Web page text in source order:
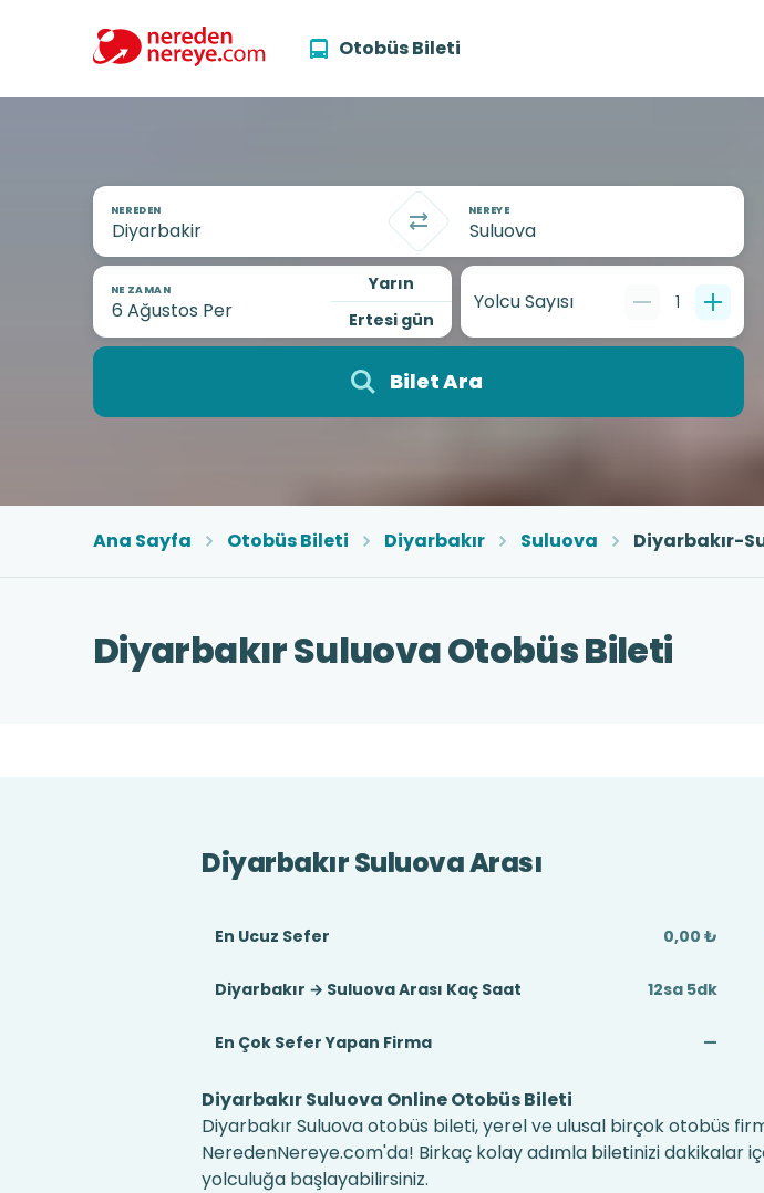
Otobüs Bileti
NEREDEN NEREYE
NE ZAMAN
Yarın
Ertesi gün
Yolcu Sayısı 1
Bilet Ara
Ana Sayfa Otobüs Bileti Diyarbakır Suluova Diyarbakır-
Diyarbakır Suluova Otobüs Bileti
Diyarbakır Suluova Arası
En Ucuz Sefer 0,00 ₺
Diyarbakır → Suluova Arası Kaç Saat 12sa 5dk
En Çok Sefer Yapan Firma —
Diyarbakır Suluova Online Otobüs Bileti
Diyarbakır Suluova otobüs bileti, yerel ve ulusal birçok otobüs
NeredenNereye.com'da! Birkaç kolay adımla biletinizi dakikalar
yolculuğa başlayabilirsiniz.